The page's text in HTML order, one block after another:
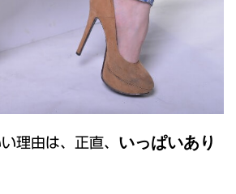
理由は、正直、 いっぱいあり